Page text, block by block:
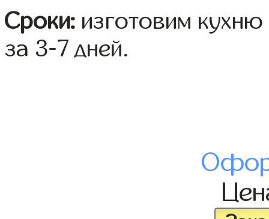
Сроки: изготовим
за 3-7 дней.